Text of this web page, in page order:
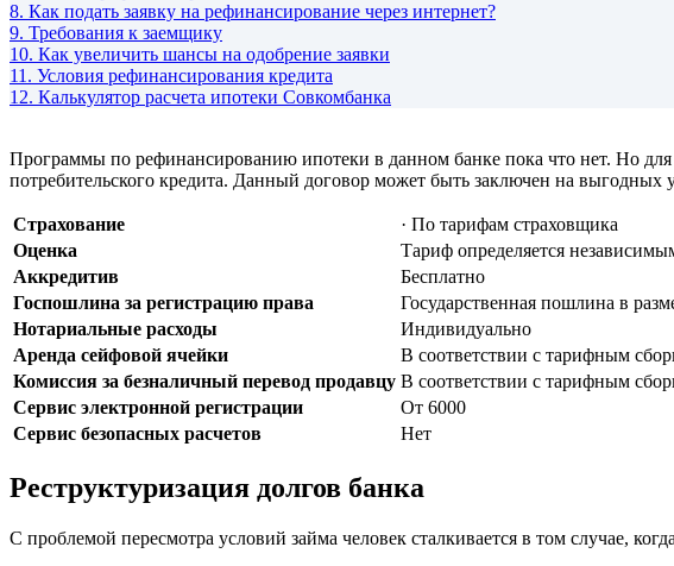
8. Как подать заявку на рефинансирование через интернет?
9. Требования к заемщику
10. Как увеличить шансы на одобрение заявки
11. Условия рефинансирования кредита
12. Калькулятор расчета ипотеки Совкомбанка
Программы по рефинансированию ипотеки в данном банке пока что нет. Но
потребительского кредита. Данный договор может быть заключен на
Страхование
· По тарифам страховщика
Оценка
Тариф определяется
Аккредитив
Бесплатно
Госпошлина за регистрацию права
Государственная пошлина в
Нотариальные расходы
Индивидуально
Аренда сейфовой ячейки
В соответствии с тарифным
Комиссия за безналичный перевод продавцу В соответствии с тарифным
Сервис электронной регистрации
От 6000
Сервис безопасных расчетов
Нет
Реструктуризация долгов банка
С проблемой пересмотра условий займа человек сталкивается в том случае,